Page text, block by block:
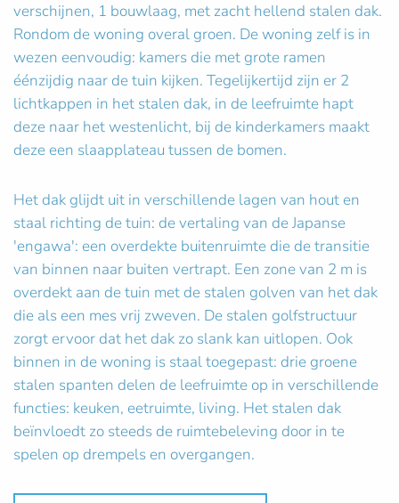
verschijnen, 1 bouwlaag, met zacht hellend stalen dak.
Rondom de woning overal groen. De woning zelf is in
wezen eenvoudig: kamers die met grote ramen
éénzijdig naar de tuin kijken. Tegelijkertijd zijn er 2
lichtkappen in het stalen dak, in de leefruimte hapt
deze naar het westenlicht, bij de kinderkamers maakt
deze een slaapplateau tussen de bomen.
Het dak glijdt uit in verschillende lagen van hout en
staal richting de tuin: de vertaling van de Japanse
'engawa': een overdekte buitenruimte die de transitie
van binnen naar buiten vertrapt. Een zone van 2 m is
overdekt aan de tuin met de stalen golven van het dak
die als een mes vrij zweven. De stalen golfstructuur
zorgt ervoor dat het dak zo slank kan uitlopen. Ook
binnen in de woning is staal toegepast: drie groene
stalen spanten delen de leefruimte op in verschillende
functies: keuken, eetruimte, living. Het stalen dak
beïnvloedt zo steeds de ruimtebeleving door in te
spelen op drempels en overgangen.